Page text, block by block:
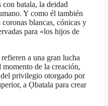
con batala, la deidad
Y como él también
coronas blancas, cónicas y
para «los hijos de
a una gran lucha
de la creación,
privilegio otorgado por
a Ọbatala para crear